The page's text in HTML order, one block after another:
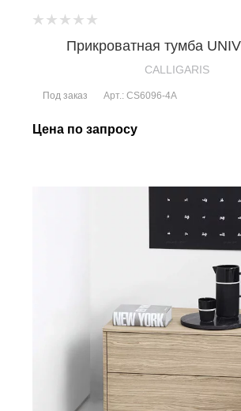
Прикроватная тумба
CALLIGARIS
Под заказ Арт.: CS6096-4A
Цена по запросу